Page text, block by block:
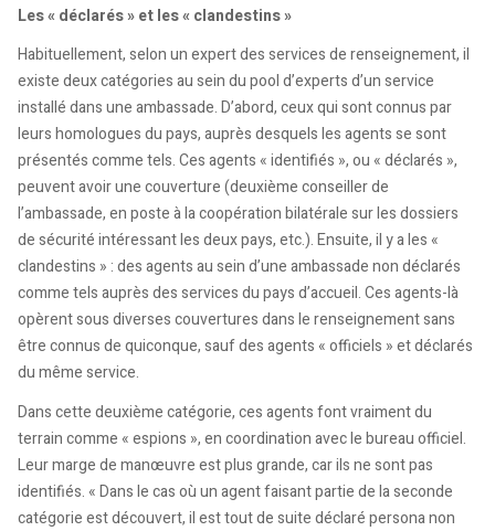
Les « déclarés » et les « clandestins »
Habituellement, selon un expert des services de renseignement, il
existe deux catégories au sein du pool d’experts d’un service
installé dans une ambassade. D’abord, ceux qui sont connus par
leurs homologues du pays, auprès desquels les agents se sont
présentés comme tels. Ces agents « identifiés », ou « déclarés »,
peuvent avoir une couverture (deuxième conseiller de
l’ambassade, en poste à la coopération bilatérale sur les dossiers
de sécurité intéressant les deux pays, etc.). Ensuite, il y a les «
clandestins » : des agents au sein d’une ambassade non déclarés
comme tels auprès des services du pays d’accueil. Ces agents-là
opèrent sous diverses couvertures dans le renseignement sans
être connus de quiconque, sauf des agents « officiels » et déclarés
du même service.
Dans cette deuxième catégorie, ces agents font vraiment du
terrain comme « espions », en coordination avec le bureau officiel.
Leur marge de manœuvre est plus grande, car ils ne sont pas
identifiés. « Dans le cas où un agent faisant partie de la seconde
catégorie est découvert, il est tout de suite déclaré persona non